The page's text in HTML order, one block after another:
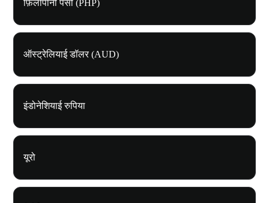
फ़िलीपीनी पेसो (PHP)
ऑस्ट्रेलियाई डॉलर (AUD)
इंडोनेशियाई रुपिया
यूरो